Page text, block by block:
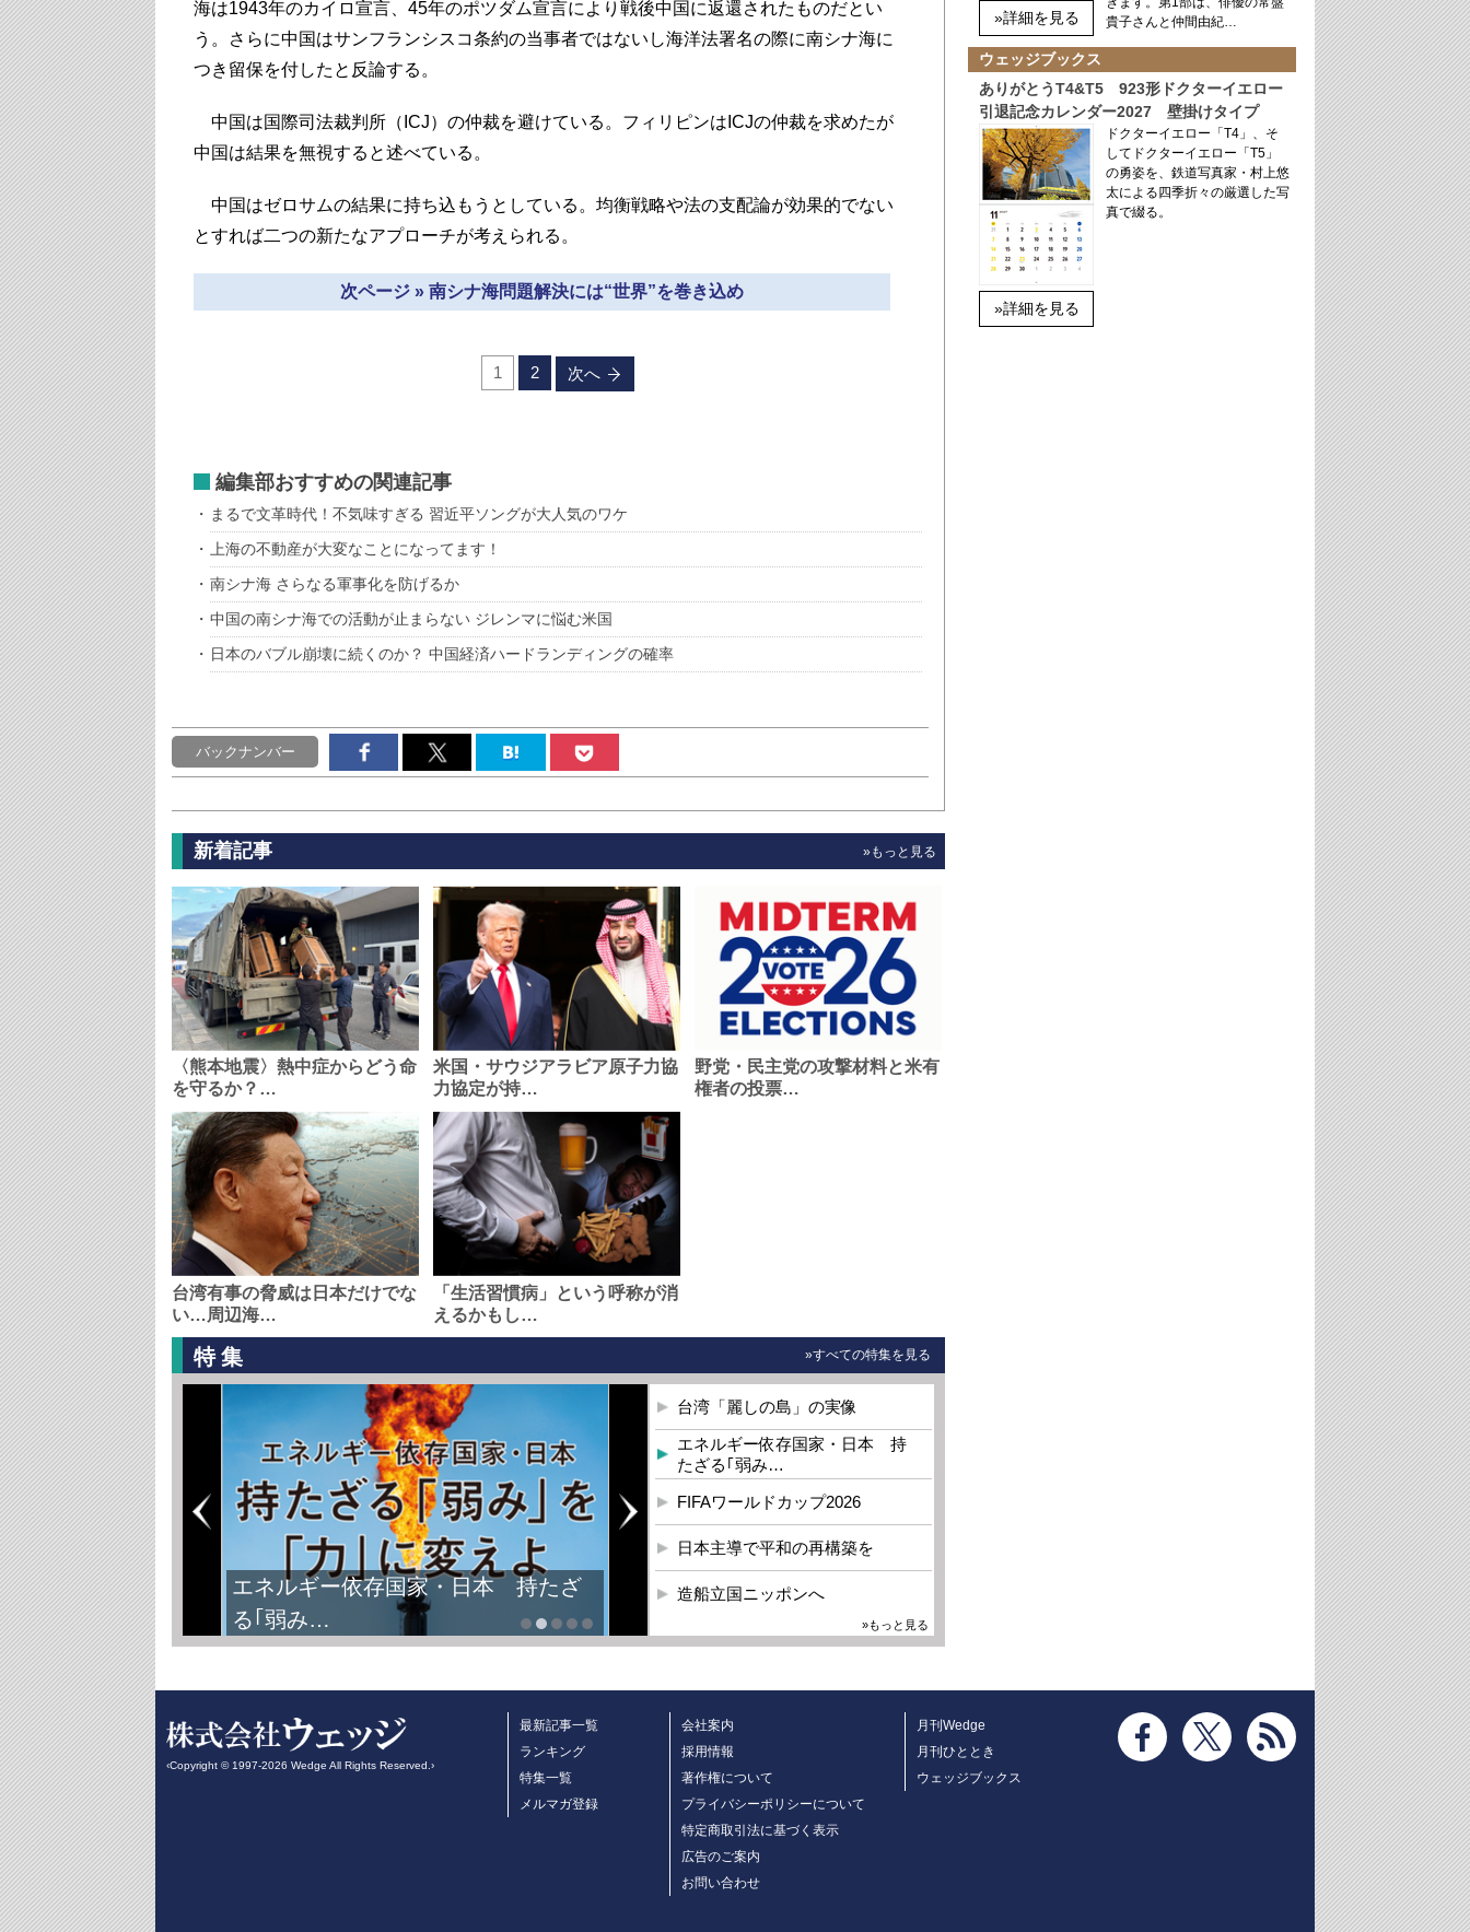
海は1943年のカイロ宣言、45年のポツダム宣言により戦後中国に返還されたものだとい
う。さらに中国はサンフランシスコ条約の当事者ではないし海洋法署名の際に南シナ海に
つき留保を付したと反論する。
中国は国際司法裁判所（ICJ）の仲裁を避けている。フィリピンはICJの仲裁を求めたが
中国は結果を無視すると述べている。
中国はゼロサムの結果に持ち込もうとしている。均衡戦略や法の支配論が効果的でない
とすれば二つの新たなアプローチが考えられる。
次ページ » 南シナ海問題解決には“世界”を巻き込め
1 2 次へ
編集部おすすめの関連記事
まるで文革時代！不気味すぎる 習近平ソングが大人気のワケ
上海の不動産が大変なことになってます！
南シナ海 さらなる軍事化を防げるか
中国の南シナ海での活動が止まらない ジレンマに悩む米国
日本のバブル崩壊に続くのか？ 中国経済ハードランディングの確率
バックナンバー
新着記事 »もっと見る
〈熊本地震〉熱中症からどう命
を守るか？…
米国・サウジアラビア原子力協
力協定が持…
野党・民主党の攻撃材料と米有
権者の投票…
台湾有事の脅威は日本だけでな
い…周辺海…
「生活習慣病」という呼称が消
えるかもし…
特集 »すべての特集を見る
FIFAワールドカップ2026
台湾「麗しの島」の実像
エネルギー依存国家・日本 持
たざる｢弱み…
FIFAワールドカップ2026
日本主導で平和の再構築を
造船立国ニッポンへ
»もっと見る
»詳細を見る
貴子さんと仲間由紀…
ウェッジブックス
ありがとうT4&T5 923形ドクターイエロー
引退記念カレンダー2027 壁掛けタイプ
»詳細を見る
ドクターイエロー「T4」、そ
してドクターイエロー「T5」
の勇姿を、鉄道写真家・村上悠
太による四季折々の厳選した写
真で綴る。
‹Copyright © 1997-2026 Wedge All Rights Reserved.›
最新記事一覧
ランキング
特集一覧
メルマガ登録
会社案内
採用情報
著作権について
プライバシーポリシーについて
特定商取引法に基づく表示
広告のご案内
お問い合わせ
月刊Wedge
月刊ひととき
ウェッジブックス